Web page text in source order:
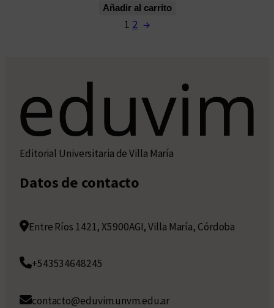
Añadir al carrito
1 2 →
Editorial Universitaria de Villa María
Datos de contacto
Entre Ríos 1421, X5900AGI, Villa María, Córdoba
+543534648245
contacto@eduvim.unvm.edu.ar